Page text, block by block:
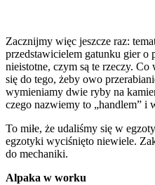
Zacznijmy więc jeszcze raz:
przedstawicielem gatunku gier o
nieistotne, czym są te rzeczy. Co
się do tego, żeby owo
wymieniamy dwie ryby na
czego nazwiemy to „handlem” i
To miłe, że udaliśmy się w
egzotyki wyciśnięto niewiele.
do mechaniki.
Alpaka w worku